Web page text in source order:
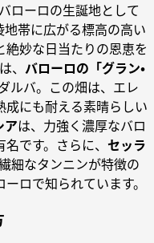
ローロの生誕地として
帯に広がる標高の高い
妙な日当たりの恩恵を
、 バローロの「グラン・
ルバ。この畑は、エレ
成にも耐える素晴らしい
アは、力強く濃厚なバロ
です。さらに、 セッラ
細なタンニンが特徴の
ロで知られています。